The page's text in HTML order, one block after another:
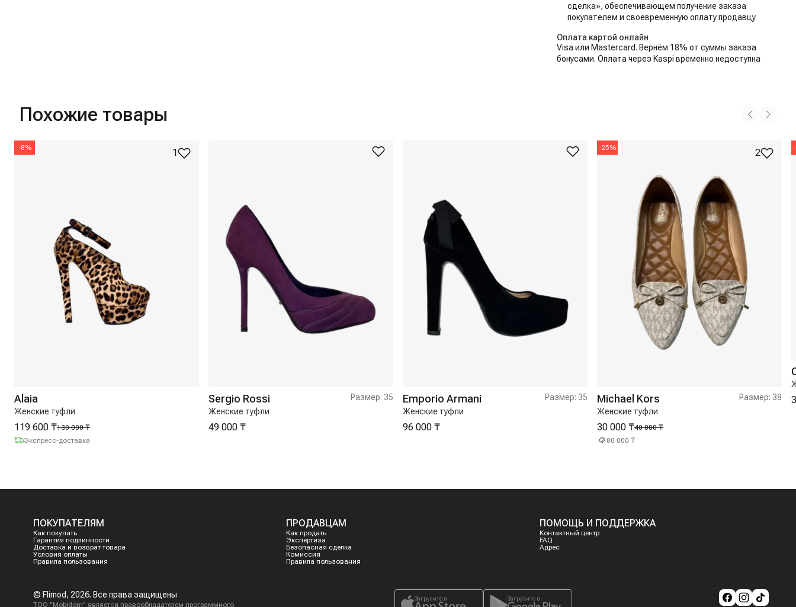
сделка», обеспечивающем получение заказа
покупателем и своевременную оплату продавцу
Оплата картой онлайн
Visa или Mastercard. Вернём 18% от суммы заказа
бонусами. Оплата через Kaspi временно недоступна
Похожие товары
-8% 1
Alaia
Женские туфли
130 000 ₸
119 600 ₸
Экспресс-доставка
Sergio Rossi
Женские туфли
Размер: 35
49 000 ₸
Emporio Armani
Женские туфли
Размер: 35
96 000 ₸
-25% 2
Michael Kors
Женские туфли
Размер: 38
40 000 ₸
30 000 ₸
80 000 ₸
-
ПОКУПАТЕЛЯМ
Как покупать
Гарантия подлинности
Доставка и возврат товара
Условия оплаты
Правила пользования
ПРОДАВЦАМ
Как продать
Экспертиза
Безопасная сделка
Комиссия
Правила пользования
ПОМОЩЬ И ПОДДЕРЖКА
Контактный центр
FAQ
Адрес
© Flimod, 2026. Все права защищены
ТОО "Mobidom" является правообладателем программного
Загрузите в Загрузите в